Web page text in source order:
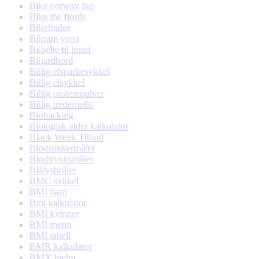
Bike norway faq
Bike the fjords
Bikefinder
Bikram yoga
Bilbelte til hund
Biljardbord
Billig elsparkesykkel
Billig elsykkel
Billig proteinpulver
Billig tredemølle
Biohacking
Biologisk alder kalkulator
Black Week Tilbud
Blodsukkermåler
Blodtrykksmåler
Blålysbriller
BMC sykkel
BMI barn
Bmi kalkulator
BMI kvinner
BMI menn
BMI tabell
BMR kalkulator